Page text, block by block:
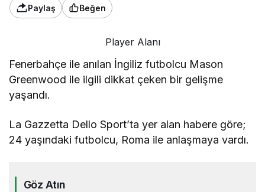
Paylaş Beğen
Player Alanı
Fenerbahçe ile anılan İngiliz futbolcu Mason
Greenwood ile ilgili dikkat çeken bir gelişme
yaşandı.
La Gazzetta Dello Sport’ta yer alan habere göre;
24 yaşındaki futbolcu, Roma ile anlaşmaya vardı.
Göz Atın